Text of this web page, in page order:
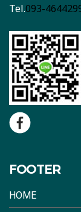
Tel.093-
FOOTER
HOME